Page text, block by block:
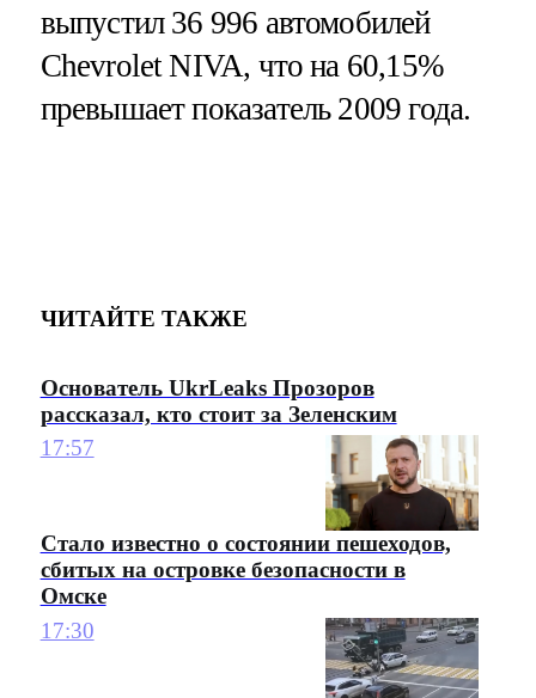
выпустил 36 996 автомобилей
Chevrolet NIVA, что на 60,15%
превышает показатель 2009 года.
ЧИТАЙТЕ ТАКЖЕ
Основатель UkrLeaks Прозоров
рассказал, кто стоит за Зеленским
17:57
Стало известно о состоянии пешеходов,
сбитых на островке безопасности в
Омске
17:30